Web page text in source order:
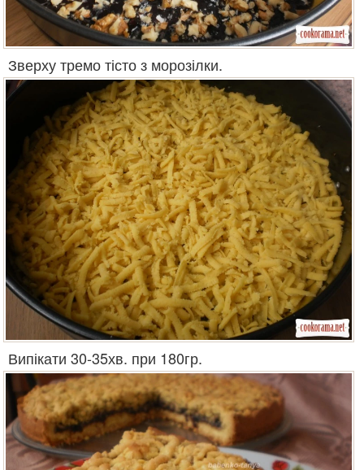
Зверху тремо тісто з морозілки.
Випікати 30-35хв. при 180гр.